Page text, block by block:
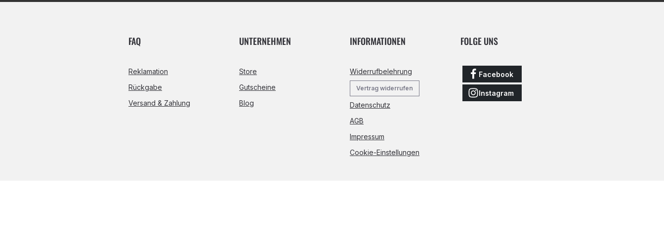
FAQ
Reklamation
Rückgabe
Versand & Zahlung
UNTERNEHMEN
Store
Gutscheine
Blog
INFORMATIONEN
Widerrufbelehrung
Vertrag widerrufen
Datenschutz
AGB
Impressum
Cookie-Einstellungen
FOLGE UNS
Facebook
Instagram